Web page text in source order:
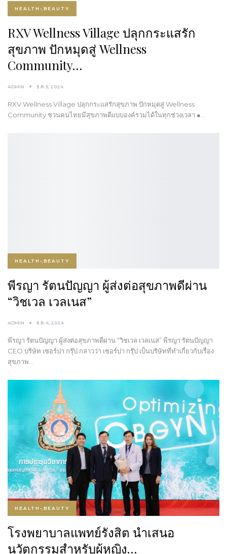
HEALTH-ฺBEAUTY
RXV Wellness Village ปลุกกระแสรัก
สุขภาพ ปักหมุดสู่ Wellness
Community…
ADMIN ธ.ค. 5, 2024
RXV Wellness Village ปลุกกระแสรักสุขภาพ ปักหมุดสู่ Wellness
Community ชวนคนไทยมีสุขภาพดีแบบองค์รวมได้ในทุกช่วงเวลา ●…
HEALTH-ฺBEAUTY
พีรญา รัตนปัญญา ผู้ส่งต่อสุขภาพดีผ่าน
“วิชเวล เวลเนส”
ADMIN ธ.ค. 4, 2024
พีรญา รัตนปัญญา ผู้ส่งต่อสุขภาพดีผ่าน “วิชเวล เวลเนส” พีรญา รัตนปัญญา
CEO บริษัท เซอร์ปา กรุ๊ป กล่าวว่า เซอร์ปา กรุ๊ป เป็นบริษัทที่ทำเกี่ยวกับเรื่อง
สุขภาพ…
HEALTH-ฺBEAUTY
โรงพยาบาลแพทย์รังสิต นำเสนอ
นวัตกรรมสำหรับผู้หญิง…